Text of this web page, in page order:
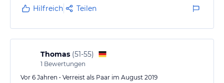
Hilfreich Teilen
Thomas (51-55)
1 Bewertungen
Vor 6 Jahren • Verreist als Paar im August 2019